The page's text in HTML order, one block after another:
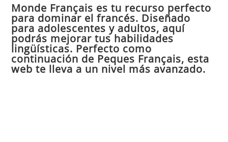
Monde Français es tu recurso perfecto
para dominar el francés. Diseñado
para adolescentes y adultos, aquí
podrás mejorar tus habilidades
lingüísticas. Perfecto como
continuación de Peques Français, esta
web te lleva a un nivel más avanzado.